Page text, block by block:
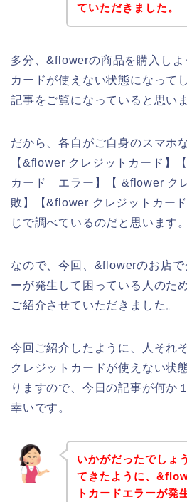
ていただきました。
多分、&flowerの商品を購入しよ
カードが使えない状態になって
記事をご覧になっていると思いま
だから、各自がご自身のスマホ
【&flower クレジットカード】
カード エラー】【 &flower ク
敗】【&flower クレジットカー
じで調べているのだと思います。
なので、今回、&flowerのお店
ーが発生して困っている人のた
ご紹介させていただきました。
今回ご紹介したように、人それ
クレジットカードが使えない状
りますので、今日の記事が何か
幸いです。
いかがだったでしょ
てきたように、
トカードエラーが発